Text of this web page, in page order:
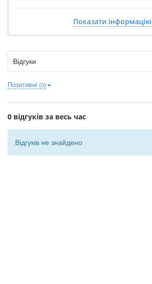
Показати інформацію
Відгуки
Позитивні (0)
0 відгуків за весь час
Відгуків не знайдено